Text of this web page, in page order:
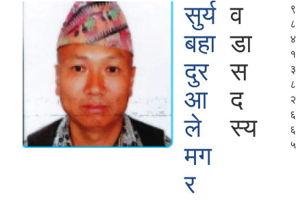
सुर्य
बहा
दुर
आ
ले
मग
र
व
डा
स
द
स्य
९
८
४
१
३
८
२
६
६
५